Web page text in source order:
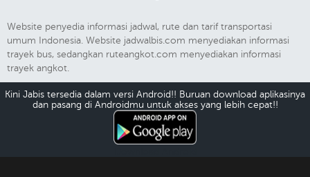
Website penyedia informasi jadwal, rute dan tarif transportasi
umum Indonesia. Website jadwalbis.com menyediakan informasi
trayek bus, sedangkan ruteangkot.com menyediakan informasi
trayek angkot.
Kini Jabis tersedia dalam versi Android!! Buruan download aplikasinya
dan pasang di Androidmu untuk akses yang lebih cepat!!